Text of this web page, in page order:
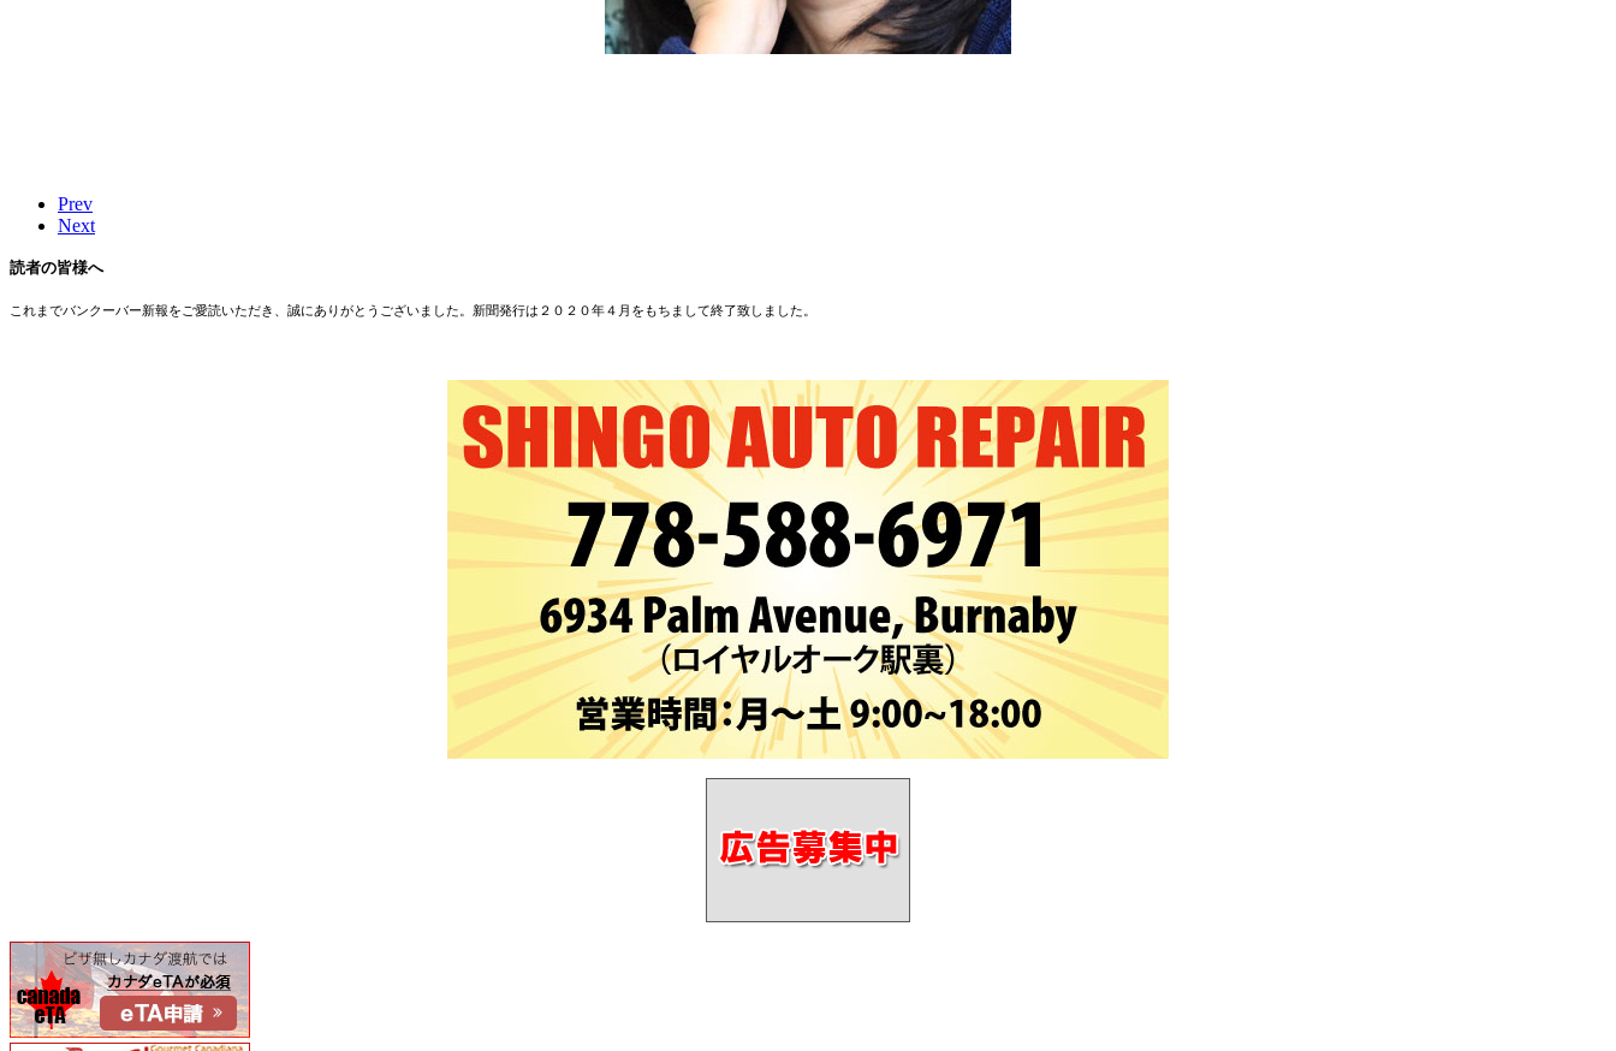
Prev
Next
読者の皆様へ
これまでバンクーバー新報をご愛読いただき、誠にありがとうございました。新聞発行は２０２０年４月をもちまして終了致しました。